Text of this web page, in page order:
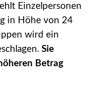
Einzelpersonen
in Höhe von 24
wird ein
Sie
Betrag